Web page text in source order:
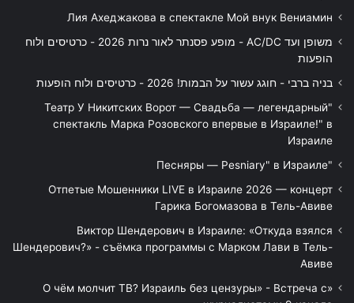
Лия Ахеджакова в спектакле Мой внук Вениамин
משופן ועד AC/DC - מופע פסנתר לאור נרות 2026 - כרטיסים ולוח
הופעות
בניה ברבי - חוגג עשור על הבמות! 2026 - כרטיסים ולוח הופעות
"Театр У Никитских Ворот — Свадьба — легендарный
спектакль Марка Розовского впервые в Израиле!" в
Израиле
"Песняры — Pesniary" в Израиле
Отпетые Мошенники LIVE в Израиле 2026 — концерт
Гарика Богомазова в Тель-Авиве
Виктор Шендерович в Израиле: «Откуда взялся
Шендерович?» - съёмка программы с Марком Лави в Тель-
Авиве
«О чём молчит ТВ? Израиль без цензуры» - Встреча с